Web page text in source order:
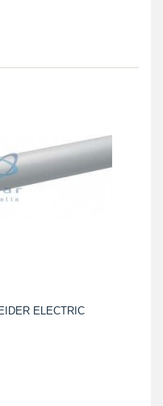
ELECTRIC